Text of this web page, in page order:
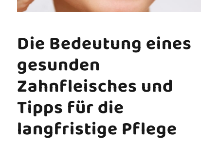
Die Bedeutung eines
gesunden
Zahnfleisches und
Tipps für die
langfristige Pflege